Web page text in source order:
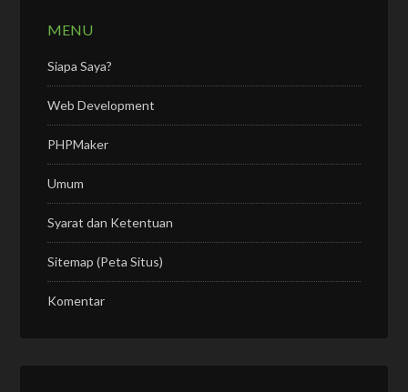
MENU
Siapa Saya?
Web Development
PHPMaker
Umum
Syarat dan Ketentuan
Sitemap (Peta Situs)
Komentar